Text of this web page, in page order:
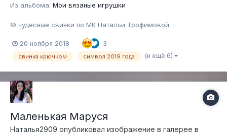
Из альбома: Мои вязаные игрушки
© чудесные свинки по МК Натальи Трофимовой
20 ноября 2018 3
свинка крючком символ 2019 года (и ещё 6)
Маленькая Маруся
Наталья2909 опубликовал изображение в галерее в